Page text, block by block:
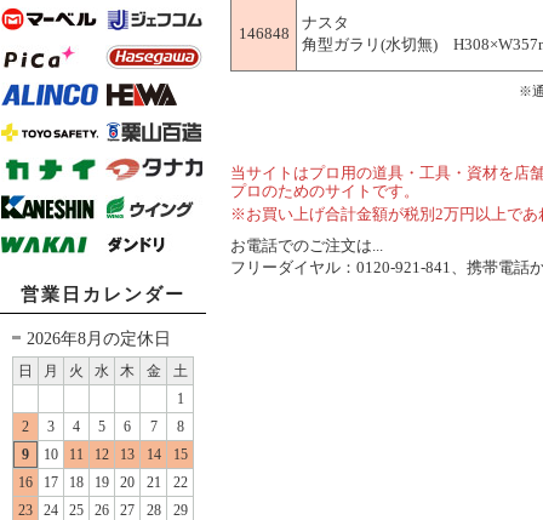
営業日カレンダー
2026年8月の定休日
日 月 火 水 木 金
土
1
2
3 4 5 6 7
8
9
10 11 12 13 14
15
16
17 18 19 20 21
22
23
24 25 26 27 28
29
146848
ナスタ
角型ガラリ(水切無)
※
当サイトはプロ用の道具・工具・資材を店
プロのためのサイトです。
※お買い上げ合計金額が税別2万円以上で
お電話でのご注文は...
フリーダイヤル：0120-921-841、携帯電